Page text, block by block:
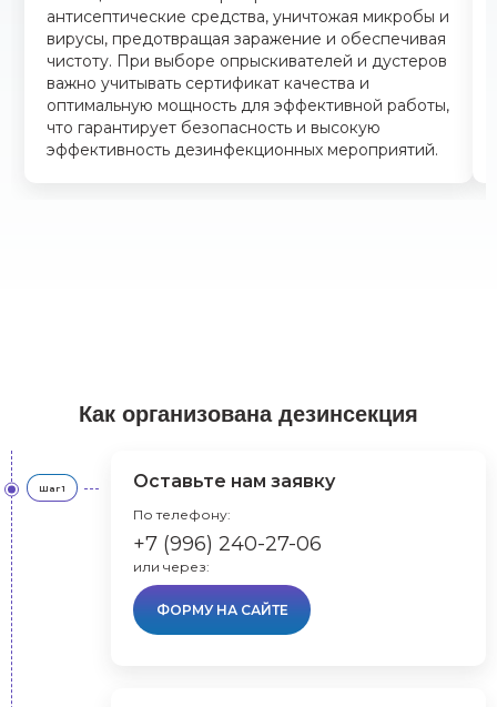
антисептические средства, уничтожая микробы и
вирусы, предотвращая заражение и обеспечивая
чистоту. При выборе опрыскивателей и дустеров
важно учитывать сертификат качества и
оптимальную мощность для эффективной работы,
что гарантирует безопасность и высокую
эффективность дезинфекционных мероприятий.
Как организована дезинсекция
Шаг 1 Оставьте нам заявку
По телефону:
+7 (996) 240-27-06
или через:
ФОРМУ НА САЙТЕ